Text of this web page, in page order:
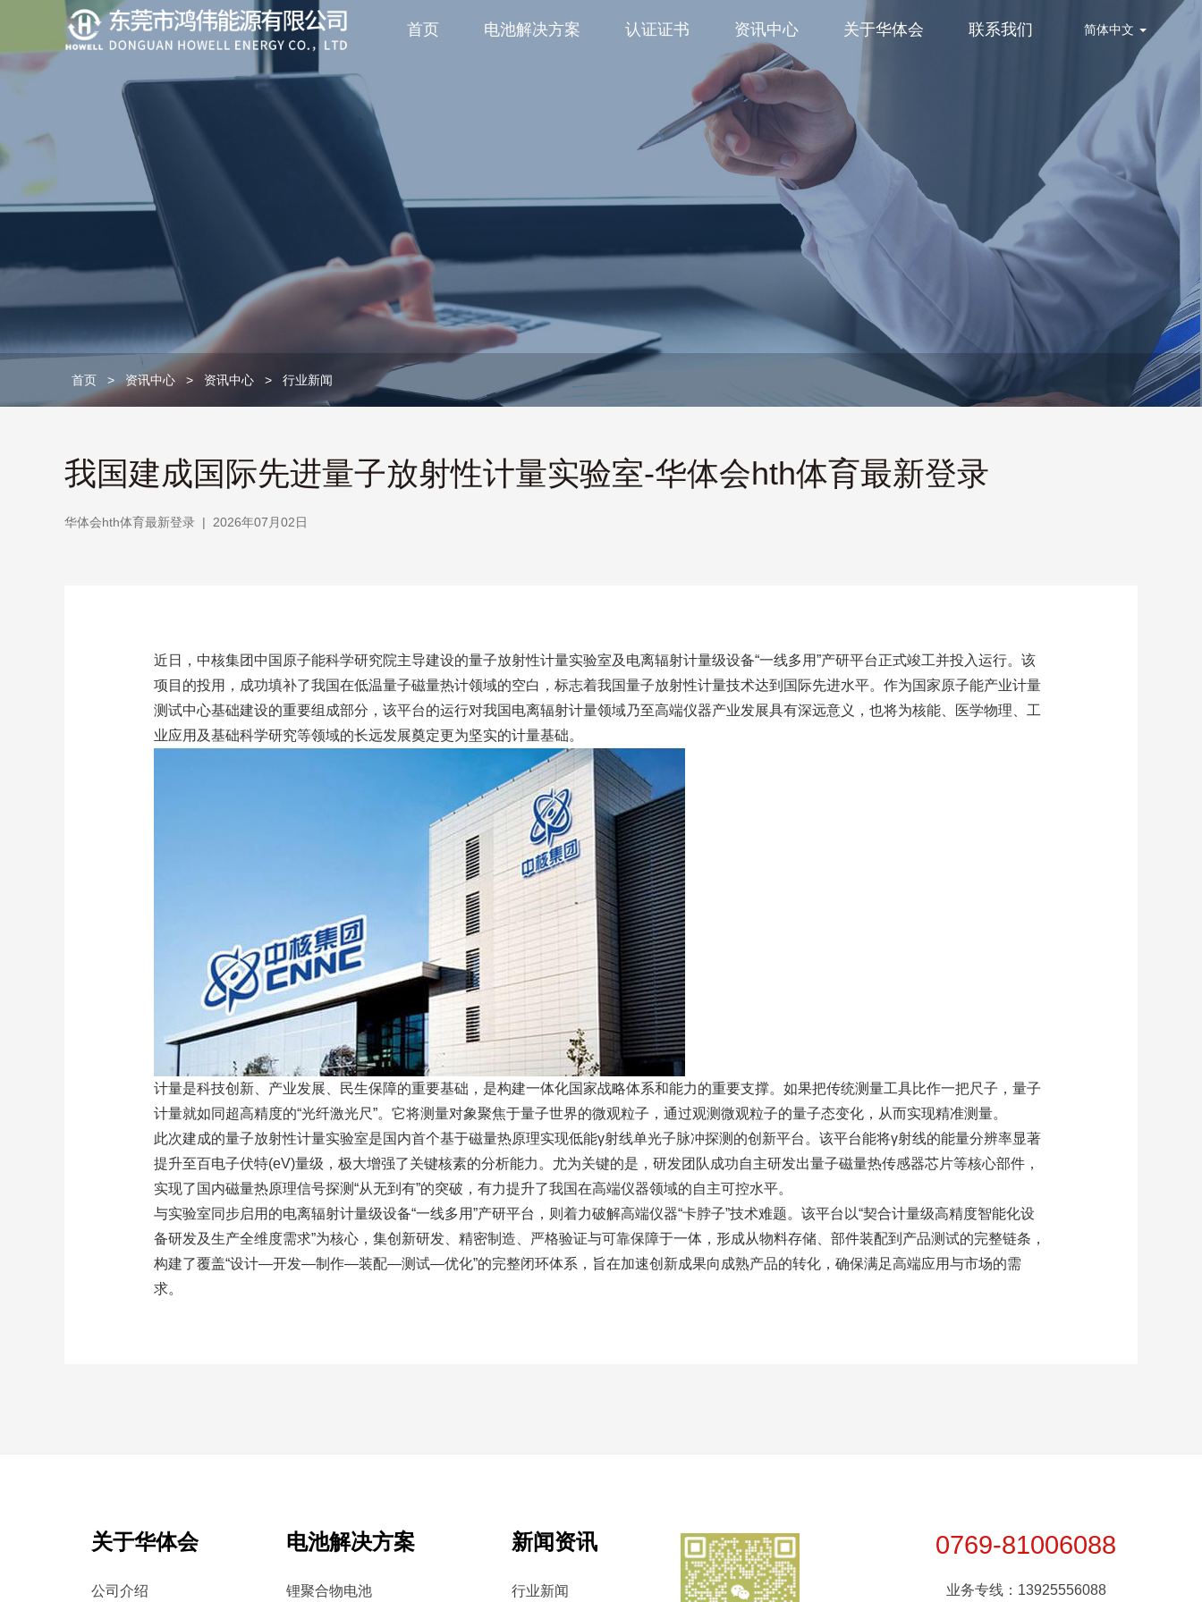
首页 电池解决方案 认证证书 资讯中心 关于华体会 联系我们 简体中文
首页 > 资讯中心 > 资讯中心 > 行业新闻
我国建成国际先进量子放射性计量实验室-华体会hth体育最新登录
华体会hth体育最新登录 | 2026年07月02日
近日，中核集团中国原子能科学研究院主导建设的量子放射性计量实验室及电离辐射计量级设备“一线多用”产研平台正式竣工并投入运行。该
项目的投用，成功填补了我国在低温量子磁量热计领域的空白，标志着我国量子放射性计量技术达到国际先进水平。作为国家原子能产业计量
测试中心基础建设的重要组成部分，该平台的运行对我国电离辐射计量领域乃至高端仪器产业发展具有深远意义，也将为核能、医学物理、工
业应用及基础科学研究等领域的长远发展奠定更为坚实的计量基础。
计量是科技创新、产业发展、民生保障的重要基础，是构建一体化国家战略体系和能力的重要支撑。如果把传统测量工具比作一把尺子，量子
计量就如同超高精度的“光纤激光尺”。它将测量对象聚焦于量子世界的微观粒子，通过观测微观粒子的量子态变化，从而实现精准测量。
此次建成的量子放射性计量实验室是国内首个基于磁量热原理实现低能γ射线单光子脉冲探测的创新平台。该平台能将γ射线的能量分辨率显著
提升至百电子伏特(eV)量级，极大增强了关键核素的分析能力。尤为关键的是，研发团队成功自主研发出量子磁量热传感器芯片等核心部件，
实现了国内磁量热原理信号探测“从无到有”的突破，有力提升了我国在高端仪器领域的自主可控水平。
与实验室同步启用的电离辐射计量级设备“一线多用”产研平台，则着力破解高端仪器“卡脖子”技术难题。该平台以“契合计量级高精度智能化设
备研发及生产全维度需求”为核心，集创新研发、精密制造、严格验证与可靠保障于一体，形成从物料存储、部件装配到产品测试的完整链条，
构建了覆盖“设计—开发—制作—装配—测试—优化”的完整闭环体系，旨在加速创新成果向成熟产品的转化，确保满足高端应用与市场的需
求。
关于华体会
公司介绍
电池解决方案
锂聚合物电池
新闻资讯
行业新闻
0769-81006088
业务专线：13925556088